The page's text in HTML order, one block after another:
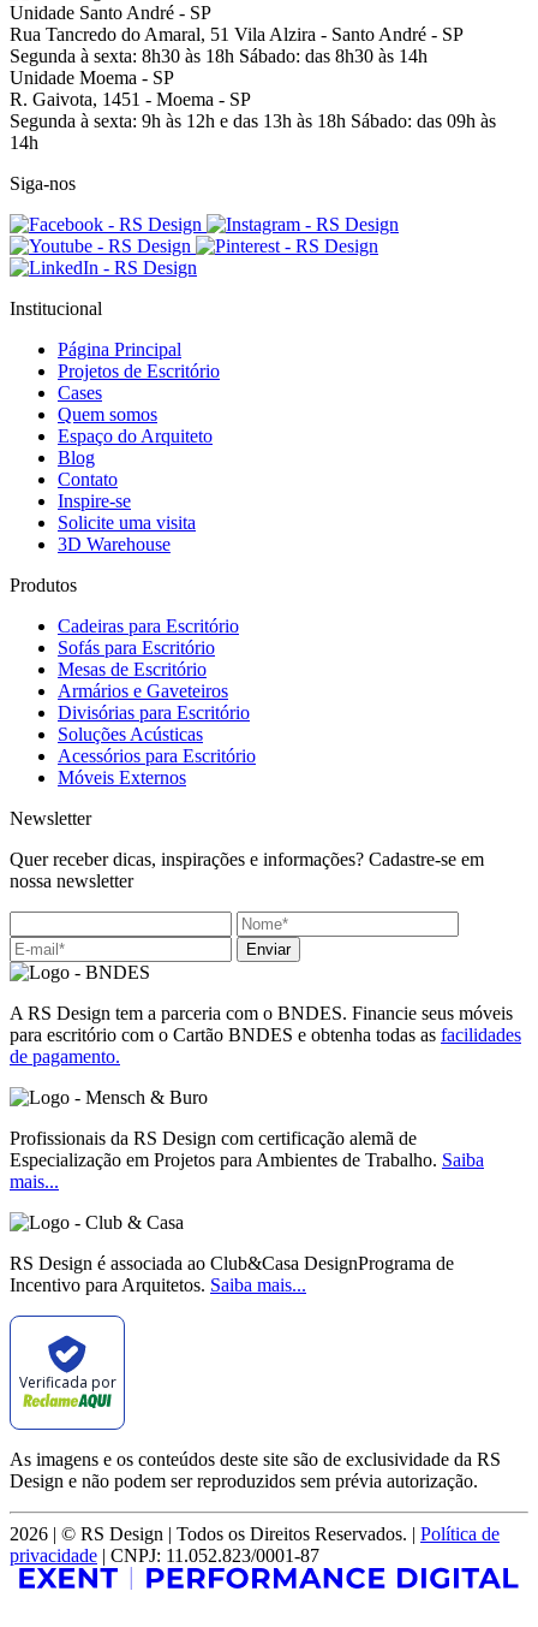
Unidade Santo André - SP
Rua Tancredo do Amaral, 51 Vila Alzira - Santo André - SP
Segunda à sexta: 8h30 às 18h Sábado: das 8h30 às 14h
Unidade Moema - SP
R. Gaivota, 1451 - Moema - SP
Segunda à sexta: 9h às 12h e das 13h às 18h Sábado: das 09h às
14h
Siga-nos
Institucional
Página Principal
Projetos de Escritório
Cases
Quem somos
Espaço do Arquiteto
Blog
Contato
Inspire-se
Solicite uma visita
3D Warehouse
Produtos
Cadeiras para Escritório
Sofás para Escritório
Mesas de Escritório
Armários e Gaveteiros
Divisórias para Escritório
Soluções Acústicas
Acessórios para Escritório
Móveis Externos
Newsletter
Quer receber dicas, inspirações e informações? Cadastre-se em
nossa newsletter
Enviar
A RS Design tem a parceria com o BNDES. Financie seus móveis
para escritório com o Cartão BNDES e obtenha todas as facilidades
de pagamento.
Profissionais da RS Design com certificação alemã de
Especialização em Projetos para Ambientes de Trabalho. Saiba
mais...
RS Design é associada ao Club&Casa DesignPrograma de
Incentivo para Arquitetos. Saiba mais...
Verificada por
As imagens e os conteúdos deste site são de exclusividade da RS
Design e não podem ser reproduzidos sem prévia autorização.
2026 | © RS Design | Todos os Direitos Reservados. | Política de
privacidade | CNPJ: 11.052.823/0001-87